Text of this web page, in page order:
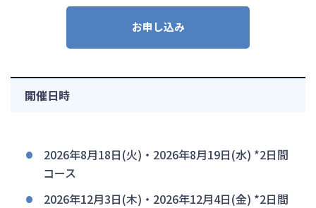
お申し込み
開催日時
2026年8月18日(火)・2026年8月19日(水) *2日間
コース
2026年12月3日(木)・2026年12月4日(金) *2日間